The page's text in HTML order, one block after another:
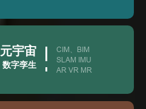
元宇宙
数字孪生
CIM、BIM
SLAM IMU
AR VR MR